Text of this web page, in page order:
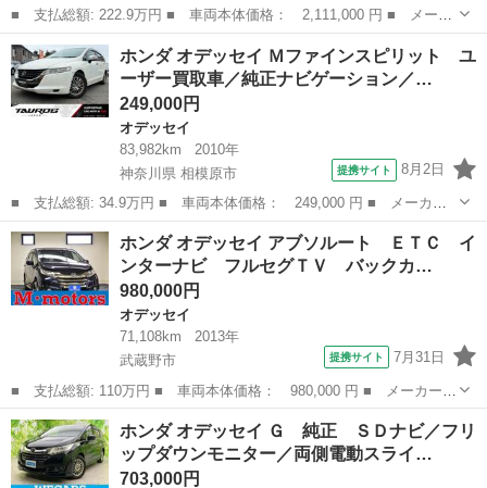
■ 支払総額: 222.9万円 ■ 車両本体価格： 2,111,000 円 ■ メーカ
ー名： ホンダ ■ 車種名： オデッセイ ■ グレード名： アブソ
ルート・ＥＸホンダセンシング 保証書／純正 ９インチ ＳＤナビ
／フリッ...
東京 多摩市 オデッセイ
ホンダ オデッセイ Ｍファインスピリット ユ
ーザー買取車／純正ナビゲーション／…
249,000円
オデッセイ
83,982km
2010年
神奈川県 相模原市
提携サイト 8月2日
■ 支払総額: 34.9万円 ■ 車両本体価格： 249,000 円 ■ メーカー
名： ホンダ ■ 車種名： オデッセイ ■ グレード名： Ｍファイ
ンスピリット ユーザー買取車／純正ナビゲーション／バックカメラ
／全周囲カメ...
神奈川 相模原市 オデッセイ
ホンダ オデッセイ アブソルート ＥＴＣ イ
ンターナビ フルセグＴＶ バックカ…
980,000円
オデッセイ
71,108km
2013年
武蔵野市
提携サイト 7月31日
■ 支払総額: 110万円 ■ 車両本体価格： 980,000 円 ■ メーカー
名： ホンダ ■ 車種名： オデッセイ ■ グレード名： アブソル
ート ＥＴＣ インターナビ フルセグＴＶ バックカメラ Ｂｌｕ
ｅｔｏｏｔｈ ...
東京 武蔵野市 オデッセイ
ホンダ オデッセイ Ｇ 純正 ＳＤナビ／フリ
ップダウンモニター／両側電動スライ…
703,000円